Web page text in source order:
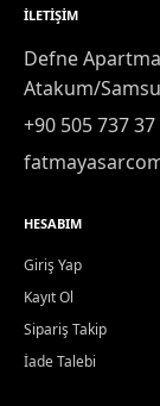
İLETIŞIM
Defne
Atakum/
+90 505 737 37
HESABIM
Giriş Yap
Kayıt Ol
Sipariş Takip
İade Talebi